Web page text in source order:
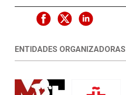
ENTIDADES ORGANIZADORAS